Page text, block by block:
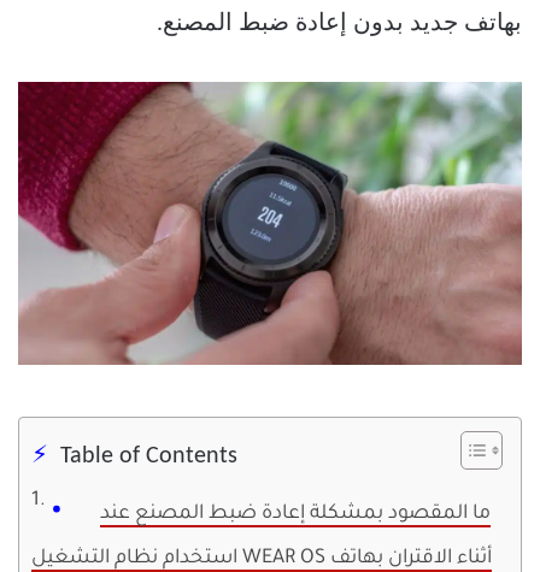
بهاتف جديد بدون إعادة ضبط المصنع.
Table of Contents
ما المقصود بمشكلة إعادة ضبط المصنع عند
استخدام نظام التشغيل WEAR OS أثناء الاقتران بهاتف